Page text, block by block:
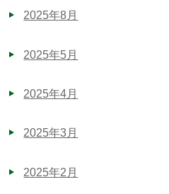
2025年8月
2025年5月
2025年4月
2025年3月
2025年2月